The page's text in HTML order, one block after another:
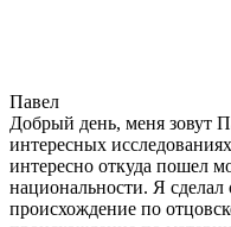
Павел
Добрый день, меня зовут
интересных
интересно откуда пошел
национальности. Я сделал
происхождение по